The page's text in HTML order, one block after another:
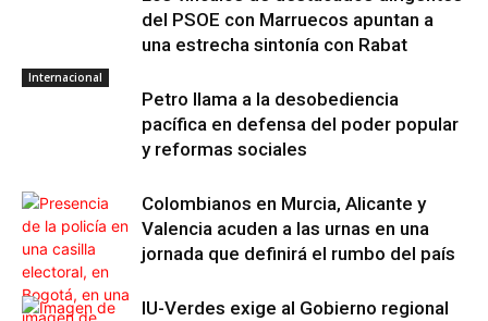
del PSOE con Marruecos apuntan a
una estrecha sintonía con Rabat
Internacional
Petro llama a la desobediencia
pacífica en defensa del poder popular
y reformas sociales
Colombianos en Murcia, Alicante y
Valencia acuden a las urnas en una
jornada que definirá el rumbo del país
IU-Verdes exige al Gobierno regional